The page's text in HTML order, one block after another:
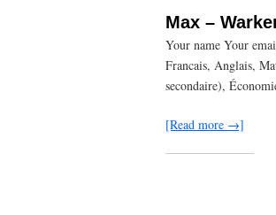
Max –
Your name Your
Francais, Anglais,
secondaire),
[Read more →]